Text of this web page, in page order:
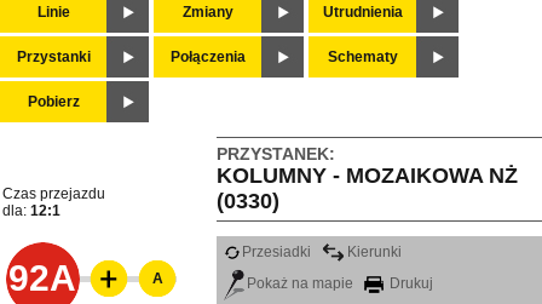
Linie Zmiany Utrudnienia
Przystanki Połączenia Schematy
Pobierz
PRZYSTANEK:
KOLUMNY - MOZAIKOWA NŻ
(0330)
Czas przejazdu
dla: 12:1
92A
Przesiadki
Kierunki
Pokaż na mapie
Drukuj
A